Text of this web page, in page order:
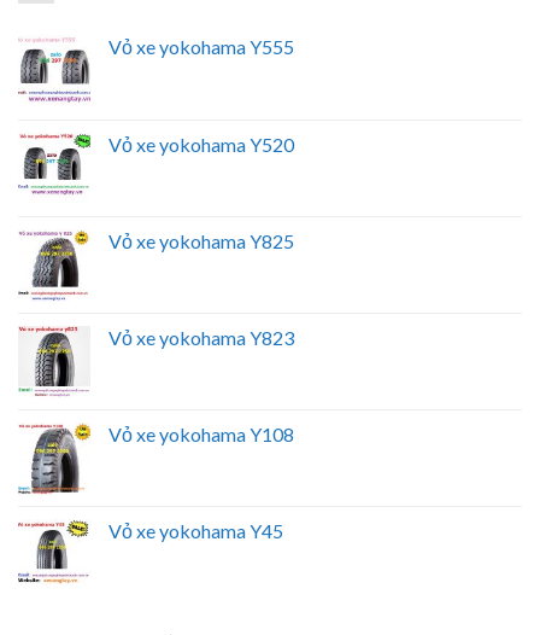
Vỏ xe yokohama Y555
Vỏ xe yokohama Y520
Vỏ xe yokohama Y825
Vỏ xe yokohama Y823
Vỏ xe yokohama Y108
Vỏ xe yokohama Y45